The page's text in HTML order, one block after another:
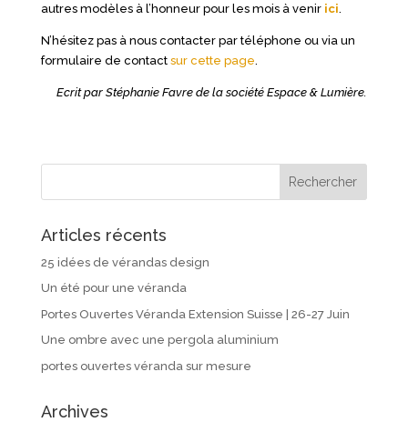
autres modèles à l’honneur pour les mois à venir ici
N’hésitez pas à nous contacter par téléphone ou via un
formulaire de contact sur cette page
Ecrit par Stéphanie Favre de la société Espace & Lumière.
Articles récents
25 idées de vérandas design
Un été pour une véranda
Portes Ouvertes Véranda Extension Suisse | 26-27 Juin
Une ombre avec une pergola aluminium
portes ouvertes véranda sur mesure
Archives